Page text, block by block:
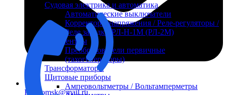
FTS-omsk@mail.ru
Судовая электрика и автоматика
Автоматические выключатели
Корректоры напряжения / Реле-регуляторы /
Реле зарядки РЛ-Н-1М (РЛ-2М)
Тахоментры
Преобразователи первичные
(тахогенераторы)
Трансформаторы
Щитовые приборы
Ампервольтметры / Вольтамперметры